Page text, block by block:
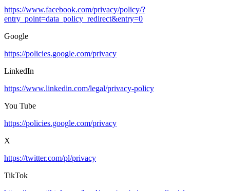
https://www.facebook.com/privacy/policy/?
entry_point=data_policy_redirect&entry=0
Google
https://policies.google.com/privacy
LinkedIn
https://www.linkedin.com/legal/privacy-policy
You Tube
https://policies.google.com/privacy
X
https://twitter.com/pl/privacy
TikTok